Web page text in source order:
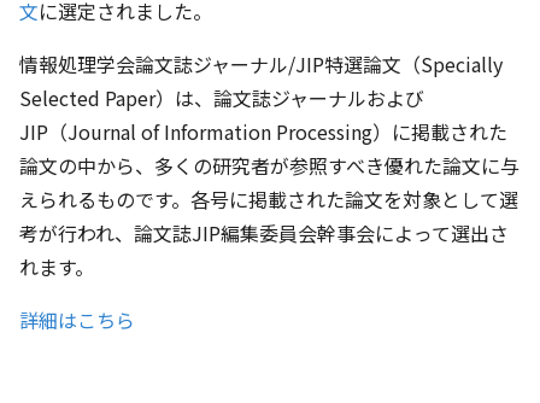
文に選定されました。
情報処理学会論文誌ジャーナル/JIP特選論文（Specially
Selected Paper）は、論文誌ジャーナルおよび
JIP（Journal of Information Processing）に掲載された
論文の中から、多くの研究者が参照すべき優れた論文に与
えられるものです。各号に掲載された論文を対象として選
考が行われ、論文誌JIP編集委員会幹事会によって選出さ
れます。
詳細はこちら